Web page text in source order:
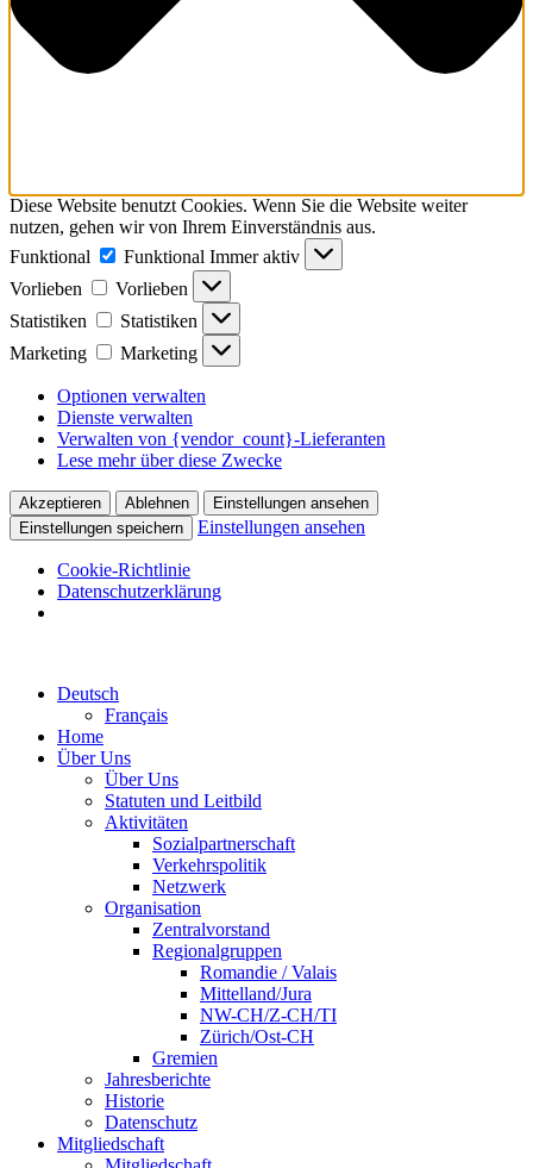
Diese Website benutzt Cookies. Wenn Sie die Website weiter
nutzen, gehen wir von Ihrem Einverständnis aus.
Funktional
Funktional Immer aktiv
Vorlieben
Vorlieben
Statistiken
Statistiken
Marketing
Marketing
Optionen verwalten
Dienste verwalten
Verwalten von {vendor_count}-Lieferanten
Lese mehr über diese Zwecke
Akzeptieren Ablehnen
Einstellungen ansehen
Einstellungen speichern
Einstellungen ansehen
Cookie-Richtlinie
Datenschutzerklärung
Deutsch
Français
Home
Über Uns
Über Uns
Statuten und Leitbild
Aktivitäten
Sozialpartnerschaft
Verkehrspolitik
Netzwerk
Organisation
Zentralvorstand
Regionalgruppen
Romandie / Valais
Mittelland/Jura
NW-CH/Z-CH/TI
Zürich/Ost-CH
Gremien
Jahresberichte
Historie
Datenschutz
Mitgliedschaft